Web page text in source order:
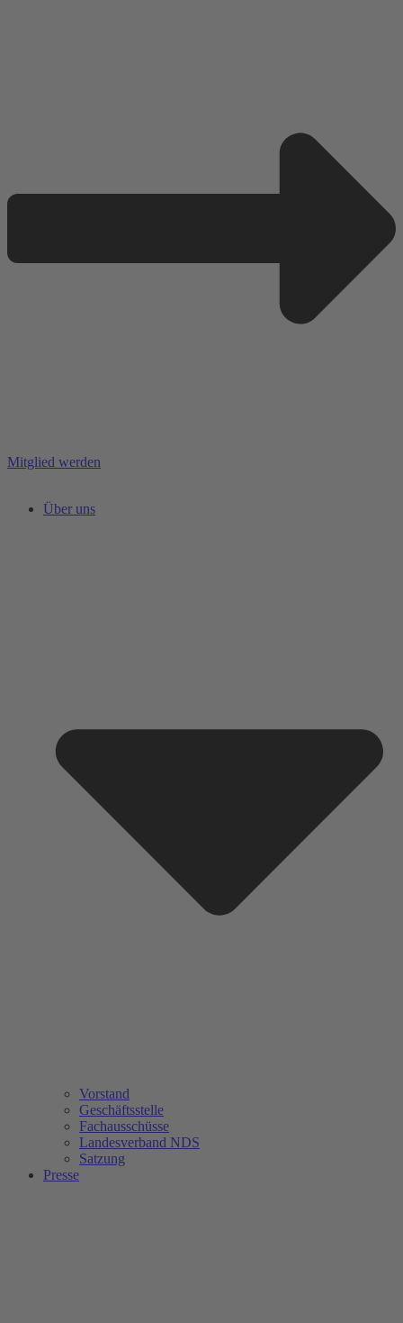
Mitglied werden
Über uns
Vorstand
Geschäftsstelle
Fachausschüsse
Landesverband NDS
Satzung
Presse